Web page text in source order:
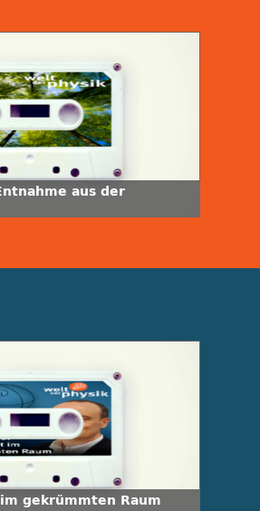
aus der
gekrümmten Raum